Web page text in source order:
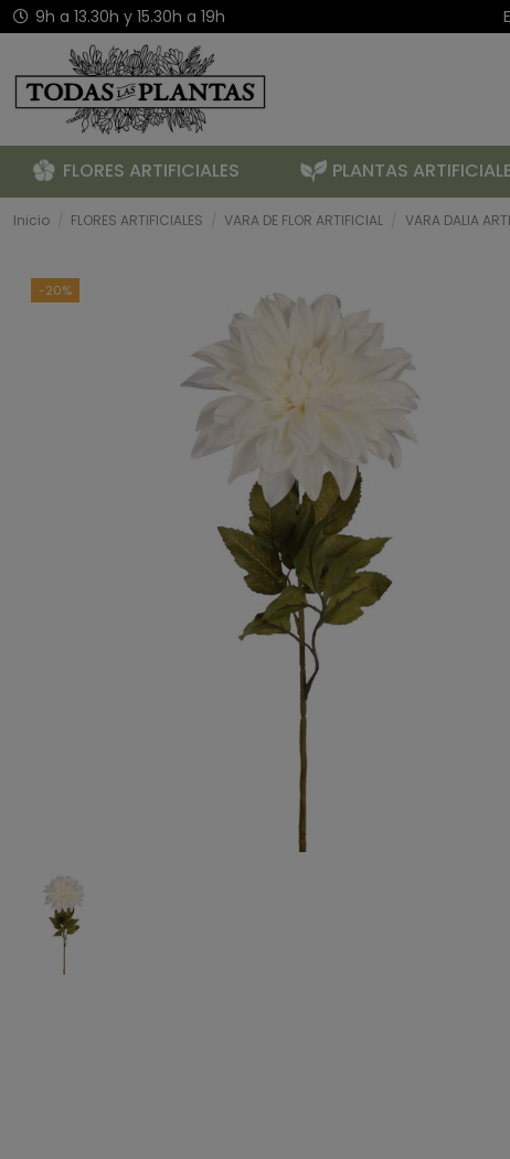
9h a 13.30h y 15.30h a 19h
FLORES ARTIFICIALES PLANTAS
Inicio FLORES ARTIFICIALES VARA DE FLOR ARTIFICIAL VARA DALIA
-20%